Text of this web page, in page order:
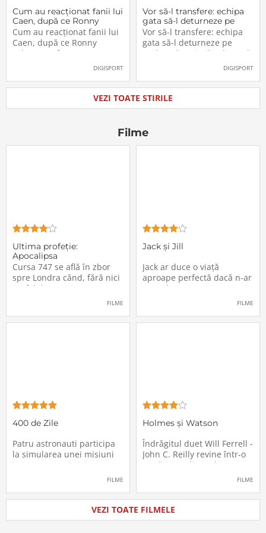
Cum au reacționat fanii lui
Caen, după ce Ronny
Labonne a fost prezentat
oficial la FCSB
Cum au reacționat fanii lui
Caen, după ce Ronny
Labonne a fost prezentat
DIGISPORT
Vor să-l transfere: echipa
gata să-l deturneze pe
Radu Drăgușin din drumul
către Juventus!
Vor să-l transfere: echipa
gata să-l deturneze pe
Radu Drăgușin din drumul
DIGISPORT
VEZI TOATE STIRILE
Filme
Ultima profeţie:
Apocalipsa
Cursa 747 se află în zbor
spre Londra când, fără nici
un fel de avertisment,
pasagerii încep să dispară
locurile lor. Teroarea și
FILME
Jack și Jill
Jack ar duce o viață
aproape perfectă dacă n-ar
avea de suportat o excepție
sărbători - sora lui
FILME
400 de Zile
Patru astronauti participa
la simularea unei misiuni
in care sunt trimisi pe o
psihologice pe care le are
calatoria in spatiu. Starea
mentala a astronautilor
FILME
Holmes și Watson
Îndrăgitul duet Will Ferrell -
John C. Reilly revine într-o
nouă comedie: Holmes &
Watson, povestea super-
Holmes și a asistentului
său, dr. Watson, inspirată
de romanul best-seller al
FILME
VEZI TOATE FILMELE